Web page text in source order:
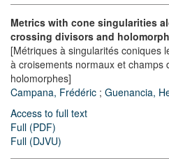
Metrics with cone singularities
crossing divisors and
[Métriques à singularités coniques
à croisements normaux et champs
holomorphes]
Campana, Frédéric ; Guenancia,
Access to full text
Full (PDF)
Full (DJVU)